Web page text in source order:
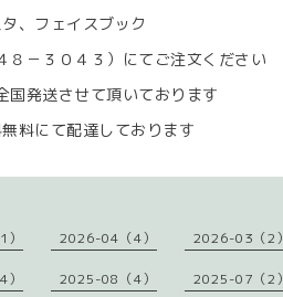
、フェイスブック
８－３０４３）にてご注文ください
国発送させて頂いております
料にて配達しております
2026-04（4） 2026-03（2）
2025-08（4） 2025-07（2）